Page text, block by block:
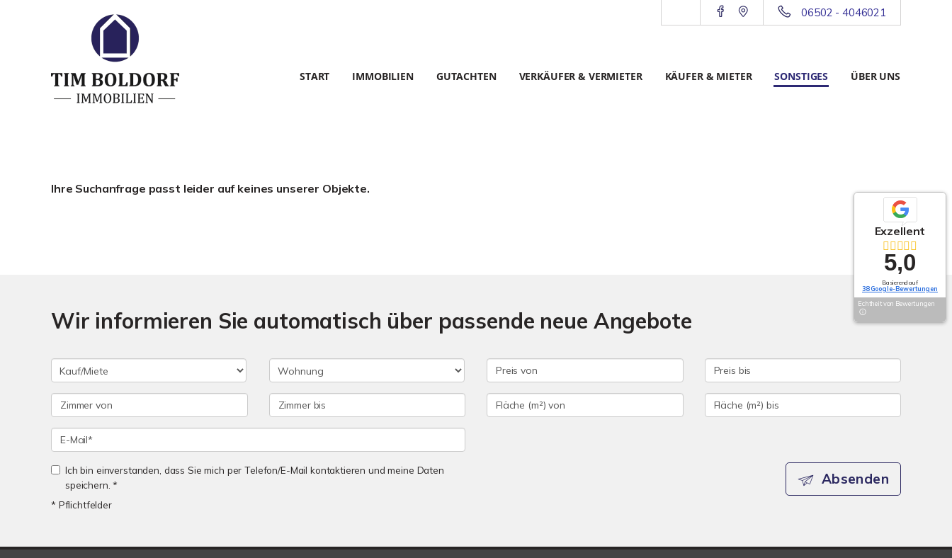
06502 - 4046021
START IMMOBILIEN GUTACHTEN VERKÄUFER & VERMIETER KÄUFER & MIETER SONSTIGES ÜBER UNS
Ihre Suchanfrage passt leider auf keines unserer Objekte.
Wir informieren Sie automatisch über passende neue Angebote
Ich bin einverstanden, dass Sie mich per Telefon/E-Mail kontaktieren und meine Daten
speichern. *
* Pflichtfelder
Absenden
Exzellent
5,0
Basierend auf
38 Google-Bewertungen
Echtheit von Bewertungen